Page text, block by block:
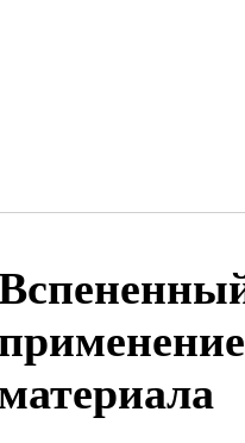
материала